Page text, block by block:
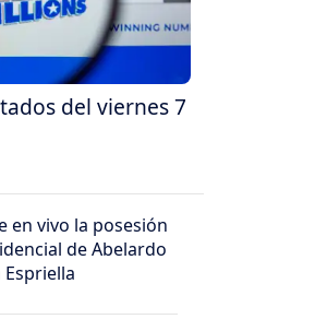
del viernes 7
en vivo la posesión
de Abelardo
Espriella